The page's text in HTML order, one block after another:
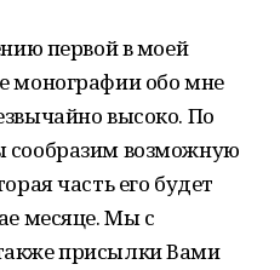
первой в моей
монографии обо мне
высоко. По
возможную
часть его будет
месяце. Мы с
присылки Вами